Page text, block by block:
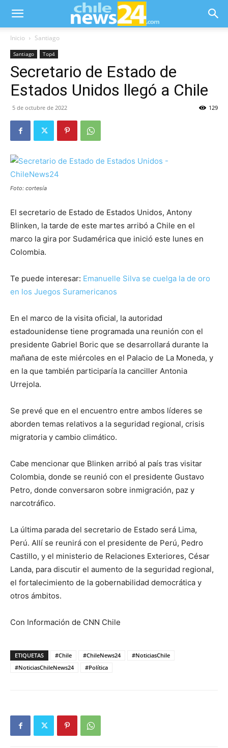
Inicio Santiago
Santiago Top4
Secretario de Estado de
Estados Unidos llegó a Chile
5 de octubre de 2022 129
Foto: cortesía
El secretario de Estado de Estados Unidos, Antony
Blinken, la tarde de este martes arribó a Chile en el
marco la gira por Sudamérica que inició este lunes en
Colombia.
Te puede interesar: Emanuelle Silva se cuelga la de oro
en los Juegos Suramericanos
En el marco de la visita oficial, la autoridad
estadounidense tiene programada una reunión con el
presidente Gabriel Boric que se desarrollará durante la
mañana de este miércoles en el Palacio de La Moneda, y
en la que también participaría la canciller Antonia
Urrejola.
Se prevé que en el encuentro entre ambos líderes se
aborden temas relativos a la seguridad regional, crisis
migratoria y cambio climático.
Cabe mencionar que Blinken arribó al país tras visitar
Colombia, donde se reunió con el presidente Gustavo
Petro, donde conversaron sobre inmigración, paz y
narcotráfico.
La última parada del secretario de Estado será Lima,
Perú. Allí se reunirá con el presidente de Perú, Pedro
Castillo, y el ministerio de Relaciones Exteriores, César
Landa, para discutir el aumento de la seguridad regional,
el fortalecimiento de la gobernabilidad democrática y
otros ámbitos.
Con Información de CNN Chile
ETIQUETAS #Chile #ChileNews24
#NoticiasChile
#NoticiasChileNews24
#Política